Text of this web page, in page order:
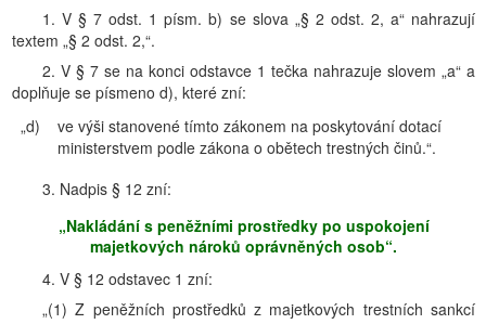
1. V § 7 odst. 1 písm. b) se slova „§ 2 odst. 2, a“ nahrazují
textem „§ 2 odst. 2,“.
2. V § 7 se na konci odstavce 1 tečka nahrazuje slovem „a“ a
doplňuje se písmeno d), které zní:
„d)
ve výši stanovené tímto zákonem na poskytování dotací
ministerstvem podle zákona o obětech trestných činů.“.
3. Nadpis § 12 zní:
„Nakládání s peněžními prostředky po uspokojení
majetkových nároků oprávněných osob“.
4. V § 12 odstavec 1 zní:
„(1) Z peněžních prostředků z majetkových trestních sankcí